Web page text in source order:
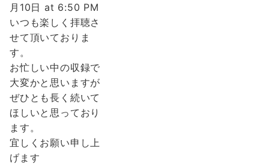
月10日 at 6:50 PM
いつも楽しく拝聴さ
せて頂いておりま
す。
お忙しい中の収録で
大変かと思いますが
ぜひとも長く続いて
ほしいと思っており
ます。
宜しくお願い申し上
げます